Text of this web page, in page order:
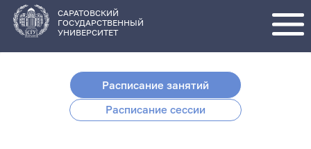
основному
содержанию
САРАТОВСКИЙ
ГОСУДАРСТВЕННЫЙ
УНИВЕРСИТЕТ
Расписание занятий
Расписание сессии